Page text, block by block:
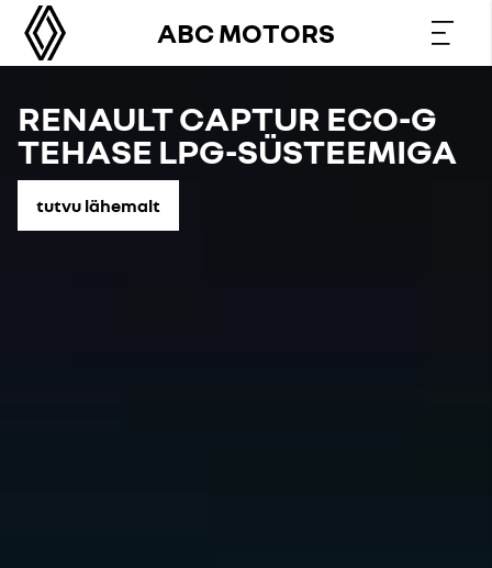
ABC MOTORS
ABC Motors